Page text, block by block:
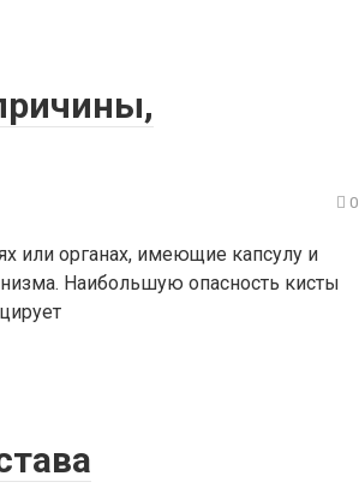
0
или органах, имеющие капсулу и
Наибольшую опасность кисты